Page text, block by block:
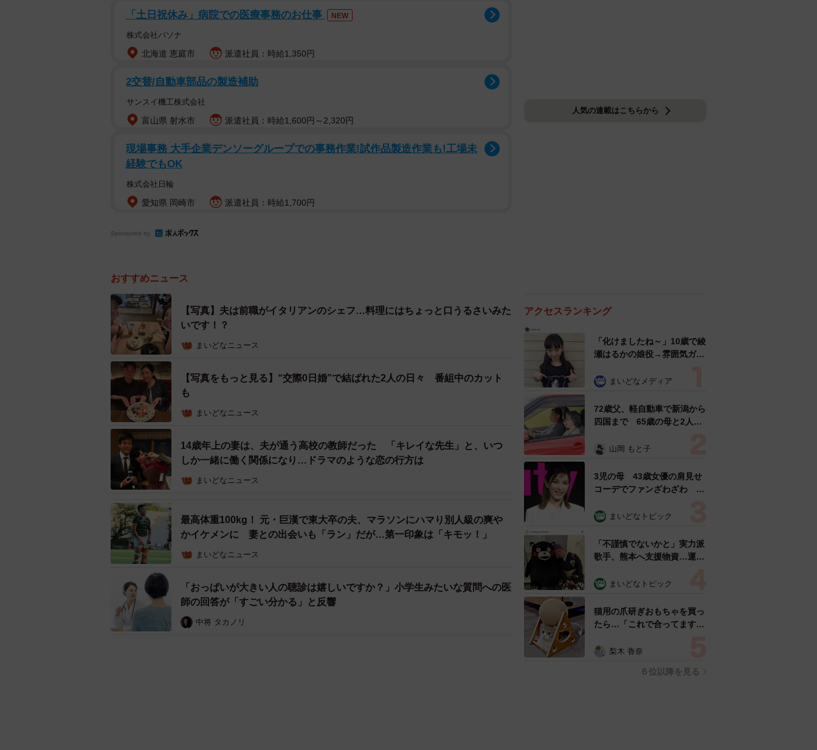
「土日祝休み」病院での医療事務のお仕事 NEW
株式会社パソナ
北海道 恵庭市 派遣社員：時給1,350円
2交替/自動車部品の製造補助
サンスイ機工株式会社
富山県 射水市 派遣社員：時給1,600円～2,320円
現場事務 大手企業デンソーグループでの事務作業!試作品製造作業も!工場未
経験でもOK
株式会社日輪
愛知県 岡崎市 派遣社員：時給1,700円
Sponsored by
おすすめニュース
【写真】夫は前職がイタリアンのシェフ…料理にはちょっと口うるさいみた
いです！？
まいどなニュース
【写真をもっと見る】“交際0日婚”で結ばれた2人の日々 番組中のカット
も
まいどなニュース
14歳年上の妻は、夫が通う高校の教師だった 「キレイな先生」と、いつ
しか一緒に働く関係になり…ドラマのような恋の行方は
まいどなニュース
最高体重100kg！ 元・巨漢で東大卒の夫、マラソンにハマり別人級の爽や
かイケメンに 妻との出会いも「ラン」だが…第一印象は「キモッ！」
まいどなニュース
「おっぱいが大きい人の聴診は嬉しいですか？」小学生みたいな質問への医
師の回答が「すごい分かる」と反響
中将 タカノリ
人気の連載はこちらから
アクセスランキング
「化けましたね～」10歳で綾
瀬はるかの娘役→雰囲気ガラ
雰囲気が」「宝塚に入れそ
まいどなメディア
72歳父、軽自動車で新潟から
四国まで 65歳の母と2人で
憩まで分刻み… 「大学生で
山岡 もと子
3児の母 43歳女優の肩見せ
コーデでファンざわざわ
見」「むっかしからずっと可
まいどなトピック
「不謹慎でないかと」実力派
歌手、熊本へ支援物資…運搬
めらい 「痛いほど伝わる」
まいどなトピック
猫用の爪研ぎおもちゃを買っ
たら…「これで合ってます
響 「100点満点」「かわい
梨木 香奈
６位以降を見る